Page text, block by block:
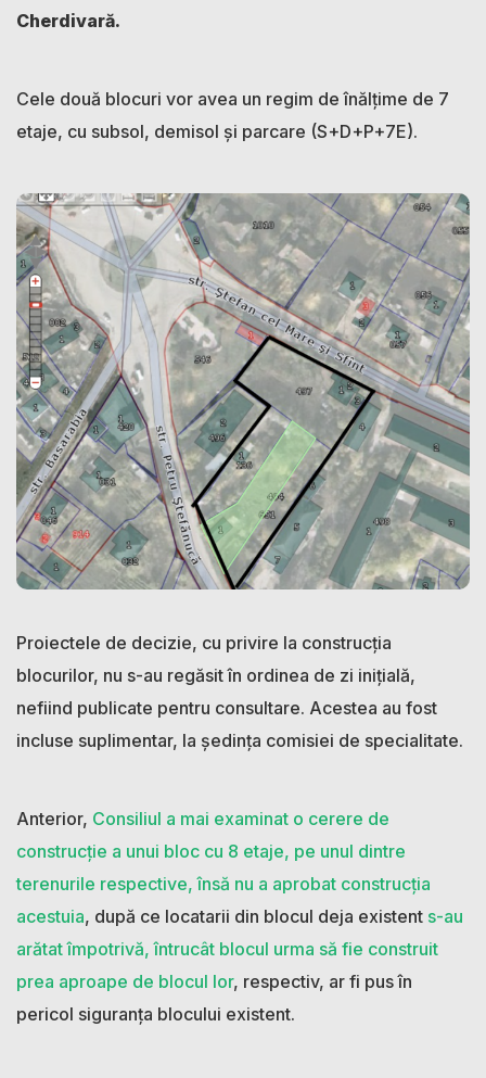
Cherdivară.
Cele două blocuri vor avea un regim de înălțime de 7
etaje, cu subsol, demisol și parcare (S+D+P+7E).
Proiectele de decizie, cu privire la construcția
blocurilor, nu s-au regăsit în ordinea de zi inițială,
nefiind publicate pentru consultare. Acestea au fost
incluse suplimentar, la ședința comisiei de specialitate.
Anterior, Consiliul a mai examinat o cerere de
construcție a unui bloc cu 8 etaje, pe unul dintre
terenurile respective, însă nu a aprobat construcția
acestuia, după ce locatarii din blocul deja existent s-au
arătat împotrivă, întrucât blocul urma să fie construit
prea aproape de blocul lor, respectiv, ar fi pus în
pericol siguranța blocului existent.